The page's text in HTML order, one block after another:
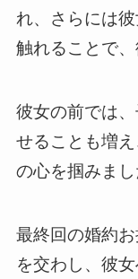
れ、さらには
触れることで、
彼女の前では
せることも増
の心を掴みまし
最終回の婚約
を交わし、彼